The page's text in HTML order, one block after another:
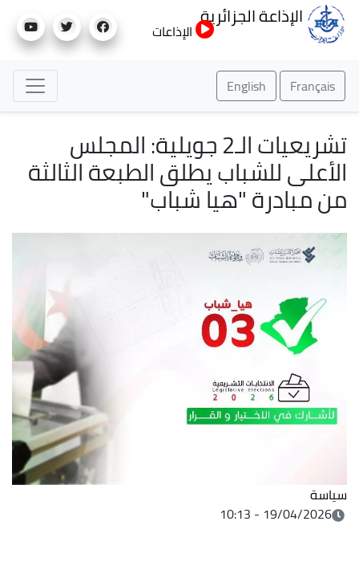
إلى
الإذاعة الجزائرية
الإذاعات
Français
English
تشريعيات الـ2 جويلية: المجلس
الأعلى للشباب يطلق الطبعة الثالثة
من مبادرة "هيا شباب"
سياسة
19/04/2026 - 10:13